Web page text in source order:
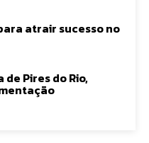
atrair sucesso no
Pires do Rio,